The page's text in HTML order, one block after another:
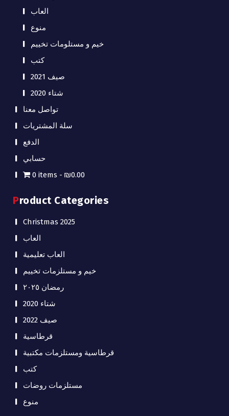
العاب
منوع
خيم و مستلومات تخييم
كتب
صيف 2021
شتاء 2020
تواصل معنا
سلة المشتريات
الدفع
حسابي
0 items
₪0.00
Product Categories
Christmas 2025
العاب
العاب تعليمية
خيم و مستلزمات تخييم
رمضان ٢٠٢٥
شتاء 2020
صيف 2022
قرطاسية
قرطاسية ومستلزمات مكتبية
كتب
مستلزمات روضات
منوع